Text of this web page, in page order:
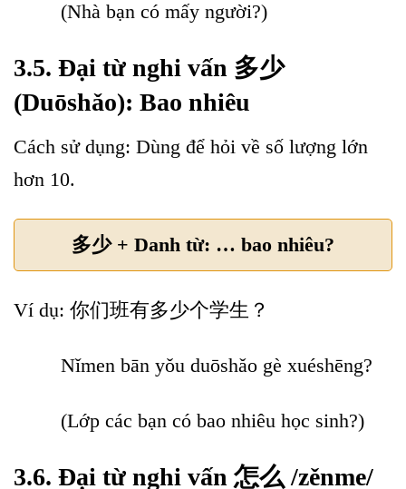
(Nhà bạn có mấy người?)
3.5. Đại từ nghi vấn 多少
(Duōshǎo): Bao nhiêu
Cách sử dụng: Dùng để hỏi về số lượng lớn
hơn 10.
多少 + Danh từ: … bao nhiêu?
Ví dụ: 你们班有多少个学生？
Nǐmen bān yǒu duōshǎo gè xuéshēng?
(Lớp các bạn có bao nhiêu học sinh?)
3.6. Đại từ nghi vấn 怎么 /zěnme/